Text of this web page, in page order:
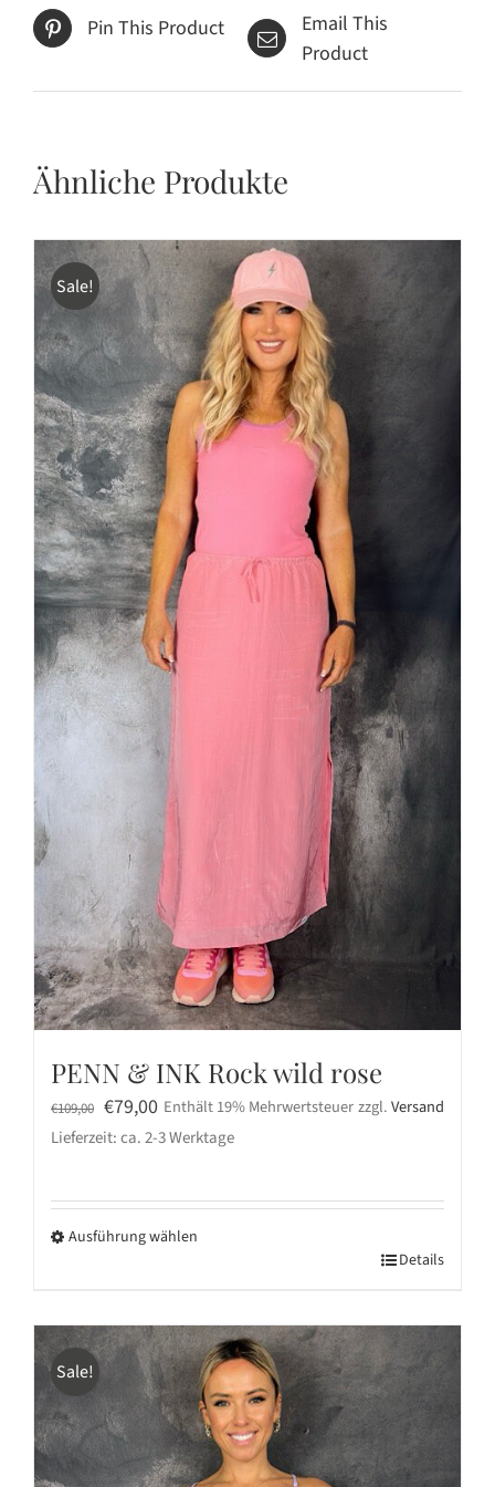
Pin This Product
Email This
Product
Ähnliche Produkte
Sale!
PENN & INK Rock wild rose
€109,00 Ursprünglicher
Preis
€109,00
€79,00Aktueller
Preis
€79,00.
Enthält 19% Mehrwertsteuer zzgl.Versand
Lieferzeit: ca. 2-3 Werktage
Ausführung wählen
weist
mehrere
Varianten
auf.
Die
Optionen
Details
Sale!